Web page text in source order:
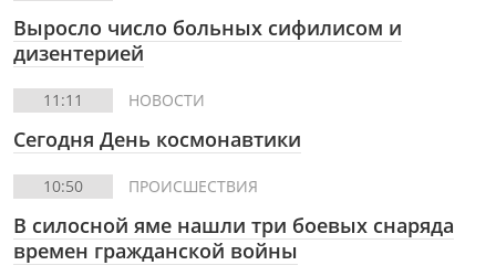
Выросло число больных сифилисом и
дизентерией
11:11 НОВОСТИ
Сегодня День космонавтики
10:50 ПРОИСШЕСТВИЯ
В силосной яме нашли три боевых снаряда
времен гражданской войны